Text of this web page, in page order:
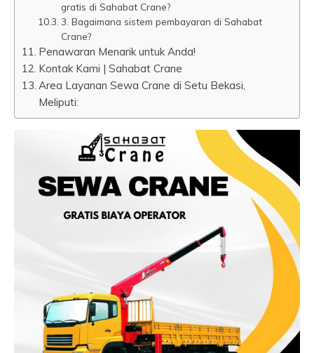
gratis di Sahabat Crane?
3. Bagaimana sistem pembayaran di Sahabat
Crane?
Penawaran Menarik untuk Anda!
Kontak Kami | Sahabat Crane
Area Layanan Sewa Crane di Setu Bekasi,
Meliputi: